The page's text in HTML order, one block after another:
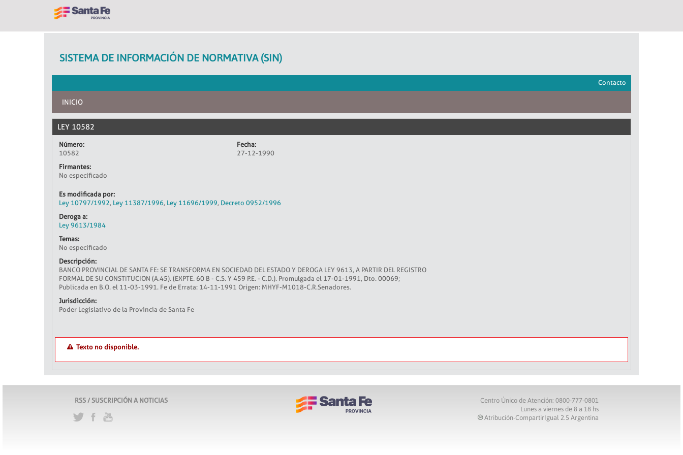
SISTEMA DE INFORMACIÓN DE NORMATIVA (SIN)
Contacto
INICIO
LEY 10582
Número:
10582
Fecha:
27-12-1990
Firmantes:
No especificado
Es modificada por:
Ley 10797/1992, Ley 11387/1996, Ley 11696/1999, Decreto 0952/1996
Deroga a:
Ley 9613/1984
Temas:
No especificado
Descripción:
BANCO PROVINCIAL DE SANTA FE: SE TRANSFORMA EN SOCIEDAD DEL ESTADO Y DEROGA LEY 9613, A PARTIR DEL REGISTRO
FORMAL DE SU CONSTITUCION (A.45). (EXPTE. 60 B - C.S. Y 459 P.E. - C.D.). Promulgada el 17-01-1991, Dto. 00069;
Publicada en B.O. el 11-03-1991. Fe de Errata: 14-11-1991 Origen: MHYF-M1018-C.R.Senadores.
Jurisdicción:
Poder Legislativo de la Provincia de Santa Fe
Texto no disponible.
RSS / SUSCRIPCIÓN A NOTICIAS
Centro Único de Atención: 0800-777-0801
Lunes a viernes de 8 a 18 hs
cAtribución-CompartirIgual 2.5 Argentina